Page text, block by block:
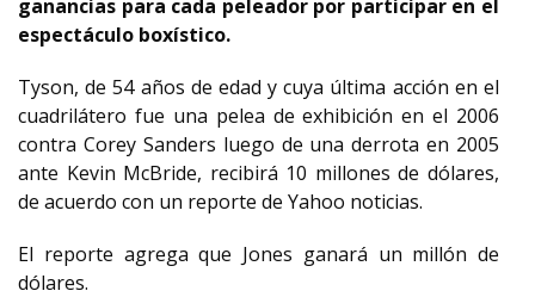
ganancias para cada peleador por participar en el
espectáculo boxístico.
Tyson, de 54 años de edad y cuya última acción en el
cuadrilátero fue una pelea de exhibición en el 2006
contra Corey Sanders luego de una derrota en 2005
ante Kevin McBride, recibirá 10 millones de dólares,
de acuerdo con un reporte de Yahoo noticias.
El reporte agrega que Jones ganará un millón de
dólares.